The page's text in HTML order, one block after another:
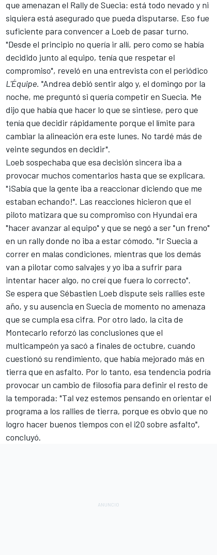
que amenazan el Rally de Suecia: está todo nevado y ni
siquiera está asegurado que pueda disputarse. Eso fue
suficiente para convencer a Loeb de pasar turno.
"Desde el principio no quería ir allí, pero como se había
decidido junto al equipo, tenía que respetar el
compromiso", reveló en una entrevista con el periódico
L'Équipe. "Andrea debió sentir algo y, el domingo por la
noche, me preguntó si quería competir en Suecia. Me
dijo que había que hacer lo que se sintiese, pero que
tenía que decidir rápidamente porque el límite para
cambiar la alineación era este lunes. No tardé más de
veinte segundos en decidir".
Loeb sospechaba que esa decisión sincera iba a
provocar muchos comentarios hasta que se explicara.
"¡Sabía que la gente iba a reaccionar diciendo que me
estaban echando!". Las reacciones hicieron que el
piloto matizara que su compromiso con Hyundai era
"hacer avanzar al equipo" y que se negó a ser "un freno"
en un rally donde no iba a estar cómodo. "Ir Suecia a
correr en malas condiciones, mientras que los demás
van a pilotar como salvajes y yo iba a sufrir para
intentar hacer algo, no creí que fuera lo correcto".
Se espera que Sébastien Loeb dispute seis rallies este
año, y su ausencia en Suecia de momento no amenaza
que se cumpla esa cifra. Por otro lado, la cita de
Montecarlo reforzó las conclusiones que el
multicampeón ya sacó a finales de octubre, cuando
cuestionó su rendimiento, que había mejorado más en
tierra que en asfalto. Por lo tanto, esa tendencia podría
provocar un cambio de filosofía para definir el resto de
la temporada: "Tal vez estemos pensando en orientar el
programa a los rallies de tierra, porque es obvio que no
logro hacer buenos tiempos con el i20 sobre asfalto",
concluyó.